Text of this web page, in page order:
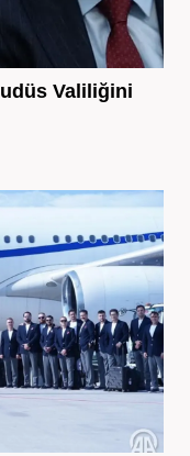
Valiliğini